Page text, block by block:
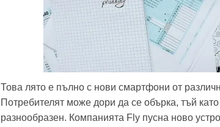
Това лято е пълно с нови смартфони от
Потребителят може дори да се обърка, тъй
разнообразен. Компанията Fly пусна ново